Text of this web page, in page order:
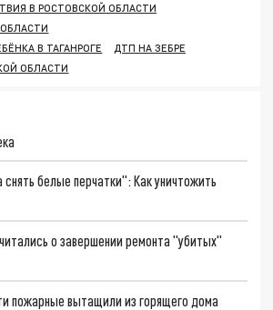
В РОСТОВСКОЙ ОБЛАСТИ
В ТАГАНРОГЕ
ДТП НА ЗЕБРЕ
ОБЛАСТИ
снять белые перчатки": Как уничтожить
о завершении ремонта "убитых"
пожарные вытащили из горящего дома